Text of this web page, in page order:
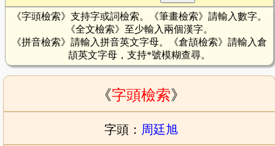
《字頭檢索》支持字或詞檢索。《筆畫檢索》請輸入數字。
《全文檢索》至少輸入兩個漢字。
《拼音檢索》請輸入拼音英文字母。《倉頡檢索》請輸入倉
頡英文字母，支持*號模糊查尋。
《字頭檢索》
字頭： 周廷旭